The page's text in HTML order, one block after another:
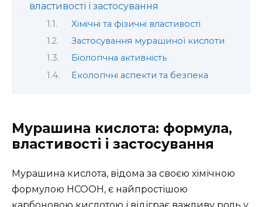
властивості і застосування
Хімічні та фізичні властивості
Застосування мурашиної кислоти
Біологічна активність
Екологічні аспекти та безпека
Мурашина кислота: формула,
властивості і застосування
Мурашина кислота, відома за своєю хімічною
формулою HCOOH, є найпростішою